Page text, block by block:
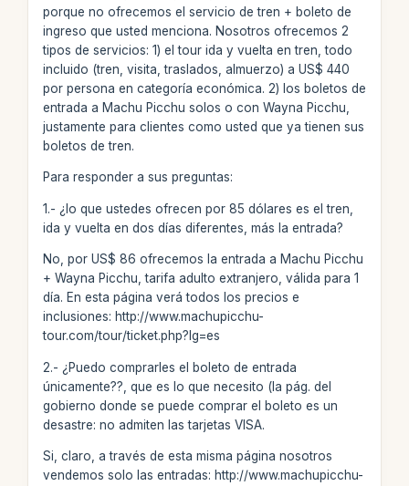
porque no ofrecemos el servicio de tren + boleto de
ingreso que usted menciona. Nosotros ofrecemos 2
tipos de servicios: 1) el tour ida y vuelta en tren, todo
incluido (tren, visita, traslados, almuerzo) a US$ 440
por persona en categoría económica. 2) los boletos de
entrada a Machu Picchu solos o con Wayna Picchu,
justamente para clientes como usted que ya tienen sus
boletos de tren.
Para responder a sus preguntas:
1.- ¿lo que ustedes ofrecen por 85 dólares es el tren,
ida y vuelta en dos días diferentes, más la entrada?
No, por US$ 86 ofrecemos la entrada a Machu Picchu
+ Wayna Picchu, tarifa adulto extranjero, válida para 1
día. En esta página verá todos los precios e
inclusiones: http://www.machupicchu-
tour.com/tour/ticket.php?lg=es
2.- ¿Puedo comprarles el boleto de entrada
únicamente??, que es lo que necesito (la pág. del
gobierno donde se puede comprar el boleto es un
desastre: no admiten las tarjetas VISA.
Si, claro, a través de esta misma página nosotros
vendemos solo las entradas: http://www.machupicchu-